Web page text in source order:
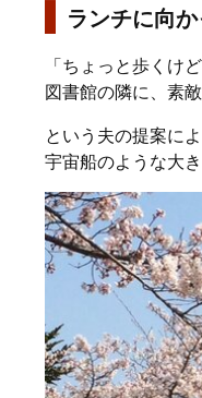
ランチに向
「ちょっと歩くけ
図書館の隣に、素
という夫の提案に
宇宙船のような大